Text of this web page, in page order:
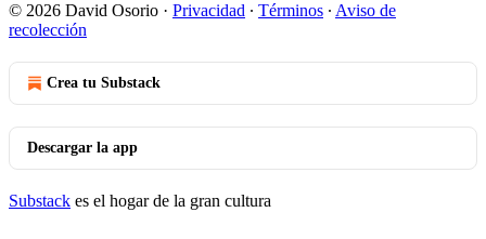
© 2026 David Osorio · Privacidad ∙ Términos ∙ Aviso de
recolección
Crea tu Substack
Descargar la app
Substack es el hogar de la gran cultura